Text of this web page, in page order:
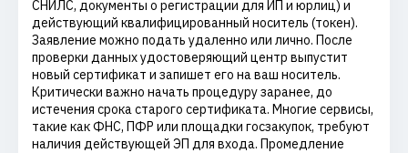
СНИЛС, документы о регистрации для ИП и юрлиц) и
действующий квалифицированный носитель (токен).
Заявление можно подать удаленно или лично. После
проверки данных удостоверяющий центр выпустит
новый сертификат и запишет его на ваш носитель.
Критически важно начать процедуру заранее, до
истечения срока старого сертификата. Многие сервисы,
такие как ФНС, ПФР или площадки госзакупок, требуют
наличия действующей ЭП для входа. Промедление